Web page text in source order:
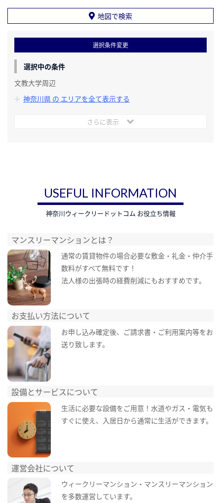
地図で検索
選択条件変更
選択中の条件
文教大学周辺
神奈川県 の エリアを全て表示する
さらに表示
USEFUL INFORMATION
神奈川ウィークリードットコム お役立ち情報
マンスリーマンションとは？
通常の賃貸物件の場合必要な敷金・礼金・仲介手
数料がすべて無料です！
法人様の出張時の経費削減にもおすすめです。
お支払い方法について
お申し込み確定後、ご請求書・ご利用案内等をお
送り致します。
設備とサービスについて
生活に必要な設備をご用意！水道やガス・電気も
すぐに使え、入居日から通常に生活ができます。
運営会社について
ウィークリーマンション・マンスリーマンション
を多数運営しています。